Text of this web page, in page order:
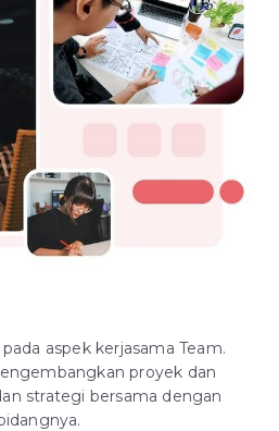
aspek kerjasama Team.
proyek dan
strategi bersama dengan